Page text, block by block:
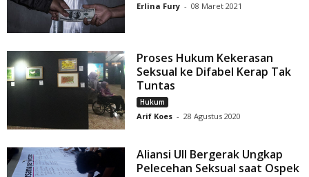
Erlina Fury - 08 Maret 2021
Proses Hukum Kekerasan
Seksual ke Difabel Kerap Tak
Tuntas
Hukum
Arif Koes - 28 Agustus 2020
Aliansi UII Bergerak Ungkap
Pelecehan Seksual saat Ospek